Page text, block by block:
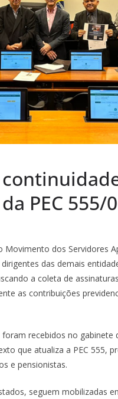
PEC 555/
dos Servidores
das demais
a coleta de
as contribuições
recebidos no gabinete
que atualiza a PEC 555,
e pensionistas.
seguem mobilizadas